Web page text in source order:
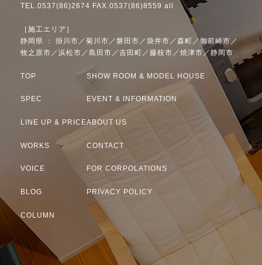
TEL.0537(86)2674 FAX.0537(86)8559 all
［施工エリア］
静岡県 ： 掛川市／菊川市／磐田市／袋井市／森町／御前崎市／
牧之原市／浜松市／島田市／吉田町／藤枝市／焼津市／静岡市
TOP
SPEC
LINE UP & PRICE
WORKS
VOICE
BLOG
COLUMN
SHOW ROOM & MODEL HOUSE
EVENT & INFORMATION
ABOUT US
CONTACT
FOR CORPOLATIONS
PRIVACY POLICY